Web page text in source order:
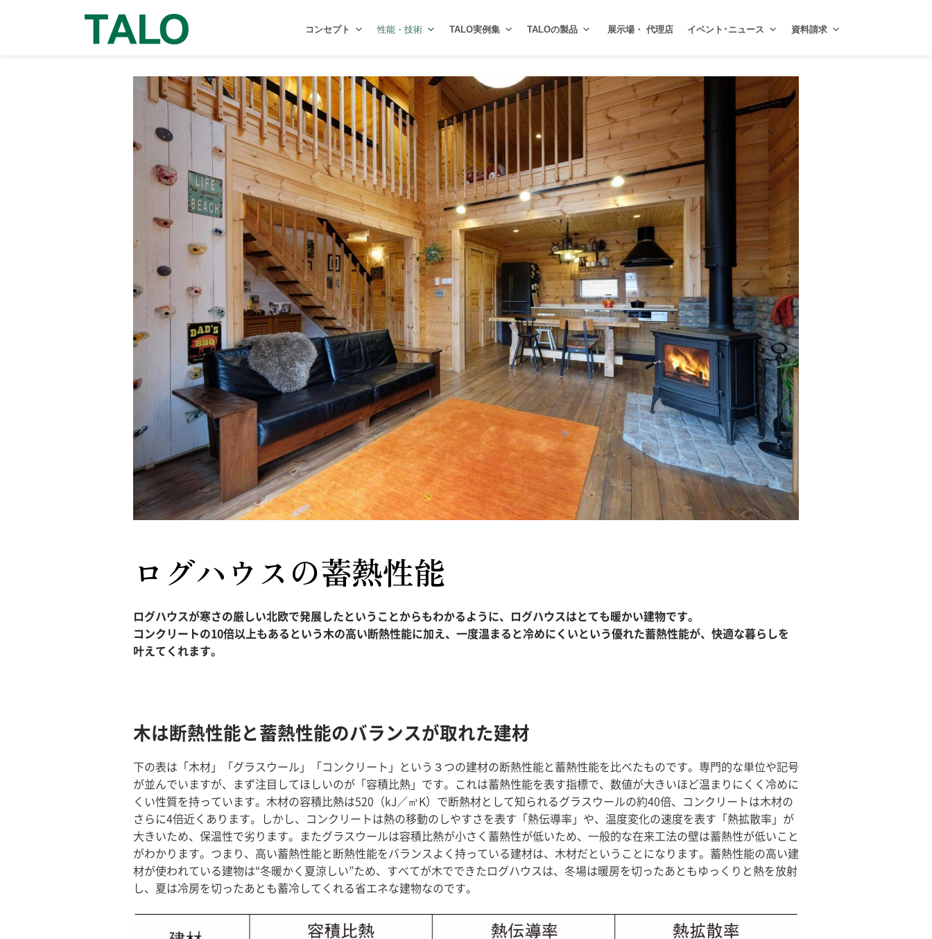
コンセプト 性能・技術 TALO実例集 TALOの製品 展示場・ 代理店 イベント･ニュース 資料請求
ログハウスの蓄熱性能
ログハウスが寒さの厳しい北欧で発展したということからもわかるように、ログハウスはとても暖かい建物です。
コンクリートの10倍以上もあるという木の高い断熱性能に加え、一度温まると冷めにくいという優れた蓄熱性能が、快適な暮らしを
叶えてくれます。
木は断熱性能と蓄熱性能のバランスが取れた建材
下の表は「木材」「グラスウール」「コンクリート」という３つの建材の断熱性能と蓄熱性能を比べたものです。専門的な単位や記号
が並んでいますが、まず注目してほしいのが「容積比熱」です。これは蓄熱性能を表す指標で、数値が大きいほど温まりにくく冷めに
くい性質を持っています。木材の容積比熱は520（kJ／㎥K）で断熱材として知られるグラスウールの約40倍、コンクリートは木材の
さらに4倍近くあります。しかし、コンクリートは熱の移動のしやすさを表す「熱伝導率」や、温度変化の速度を表す「熱拡散率」が
大きいため、保温性で劣ります。またグラスウールは容積比熱が小さく蓄熱性が低いため、一般的な在来工法の壁は蓄熱性が低いこと
がわかります。つまり、高い蓄熱性能と断熱性能をバランスよく持っている建材は、木材だということになります。蓄熱性能の高い建
材が使われている建物は“冬暖かく夏涼しい”ため、すべてが木でできたログハウスは、冬場は暖房を切ったあともゆっくりと熱を放射
し、夏は冷房を切ったあとも蓄冷してくれる省エネな建物なのです。